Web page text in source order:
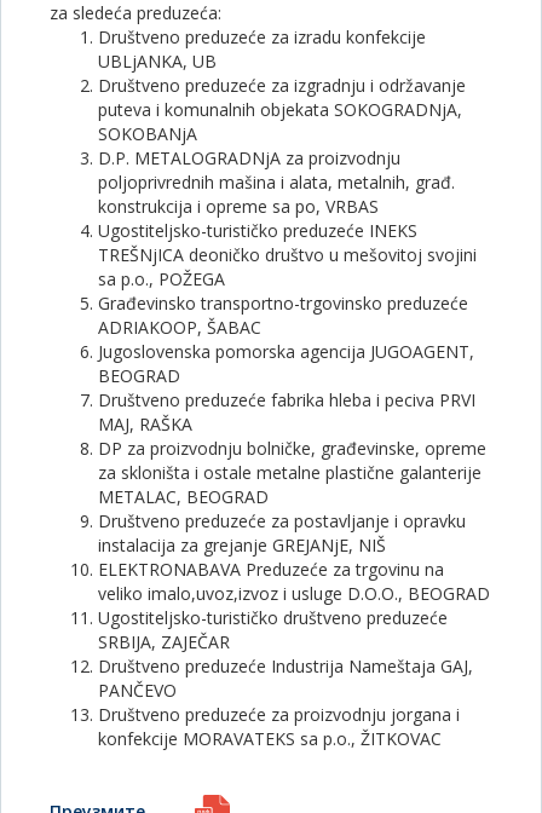
za sledeća preduzeća:
Društveno preduzeće za izradu konfekcije
UBLjANKA, UB
Društveno preduzeće za izgradnju i održavanje
puteva i komunalnih objekata SOKOGRADNjA,
SOKOBANjA
D.P. METALOGRADNjA za proizvodnju
poljoprivrednih mašina i alata, metalnih, građ.
konstrukcija i opreme sa po, VRBAS
Ugostiteljsko-turističko preduzeće INEKS
TREŠNjICA deoničko društvo u mešovitoj svojini
sa p.o., POŽEGA
Građevinsko transportno-trgovinsko preduzeće
ADRIAKOOP, ŠABAC
Jugoslovenska pomorska agencija JUGOAGENT,
BEOGRAD
Društveno preduzeće fabrika hleba i peciva PRVI
MAJ, RAŠKA
DP za proizvodnju bolničke, građevinske, opreme
za skloništa i ostale metalne plastične galanterije
METALAC, BEOGRAD
Društveno preduzeće za postavljanje i opravku
instalacija za grejanje GREJANjE, NIŠ
ELEKTRONABAVA Preduzeće za trgovinu na
veliko imalo,uvoz,izvoz i usluge D.O.O., BEOGRAD
Ugostiteljsko-turističko društveno preduzeće
SRBIJA, ZAJEČAR
Društveno preduzeće Industrija Nameštaja GAJ,
PANČEVO
Društveno preduzeće za proizvodnju jorgana i
konfekcije MORAVATEKS sa p.o., ŽITKOVAC